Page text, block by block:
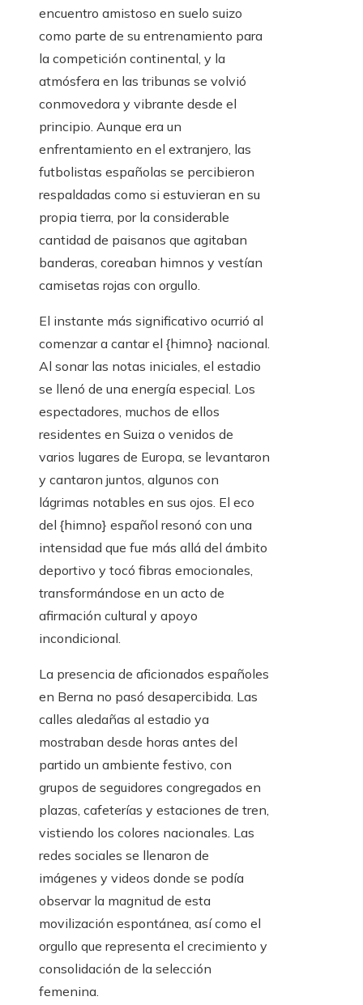
encuentro amistoso en suelo suizo
como parte de su entrenamiento para
la competición continental, y la
atmósfera en las tribunas se volvió
conmovedora y vibrante desde el
principio. Aunque era un
enfrentamiento en el extranjero, las
futbolistas españolas se percibieron
respaldadas como si estuvieran en su
propia tierra, por la considerable
cantidad de paisanos que agitaban
banderas, coreaban himnos y vestían
camisetas rojas con orgullo.
El instante más significativo ocurrió al
comenzar a cantar el {himno} nacional.
Al sonar las notas iniciales, el estadio
se llenó de una energía especial. Los
espectadores, muchos de ellos
residentes en Suiza o venidos de
varios lugares de Europa, se levantaron
y cantaron juntos, algunos con
lágrimas notables en sus ojos. El eco
del {himno} español resonó con una
intensidad que fue más allá del ámbito
deportivo y tocó fibras emocionales,
transformándose en un acto de
afirmación cultural y apoyo
incondicional.
La presencia de aficionados españoles
en Berna no pasó desapercibida. Las
calles aledañas al estadio ya
mostraban desde horas antes del
partido un ambiente festivo, con
grupos de seguidores congregados en
plazas, cafeterías y estaciones de tren,
vistiendo los colores nacionales. Las
redes sociales se llenaron de
imágenes y videos donde se podía
observar la magnitud de esta
movilización espontánea, así como el
orgullo que representa el crecimiento y
consolidación de la selección
femenina.